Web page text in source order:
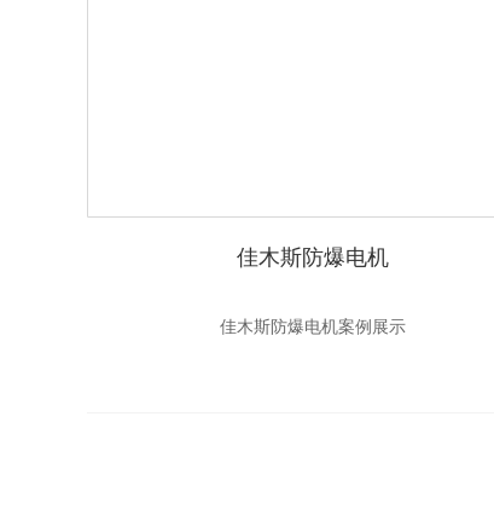
佳木斯防爆电机
佳木斯防爆电机案例展示